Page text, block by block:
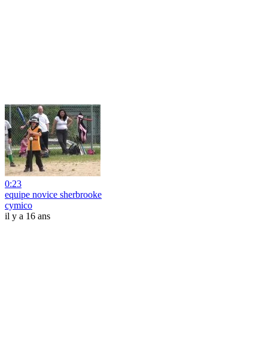
0:23
equipe novice sherbrooke
cymico
il y a 16 ans